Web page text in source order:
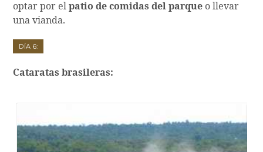
optar por elpatio de comidas del parque o llevar
una vianda.
Día 6:
Cataratas brasileras: